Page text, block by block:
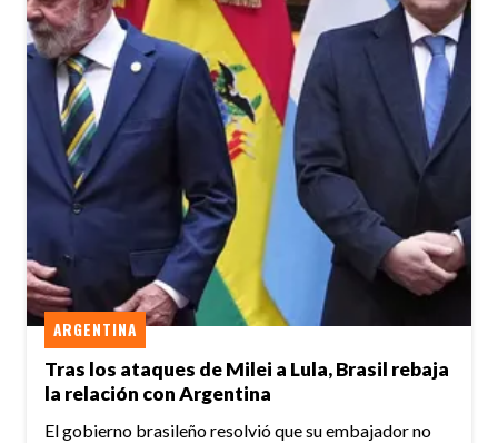
Tras los ataques de Milei a Lula, Brasil rebaja
la relación con Argentina
ARGENTINA
El gobierno brasileño resolvió que su embajador no